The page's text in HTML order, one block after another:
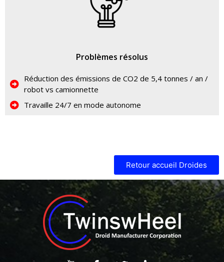
Problèmes résolus
Réduction des émissions de CO2 de 5,4 tonnes / an /
robot vs camionnette
Travaille 24/7 en mode autonome
Retour accueil Droides